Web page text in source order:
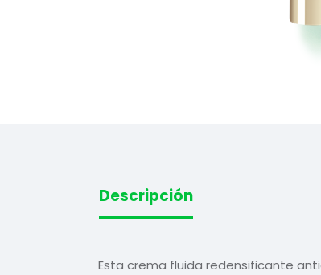
Descripción
Esta crema fluida redensificante